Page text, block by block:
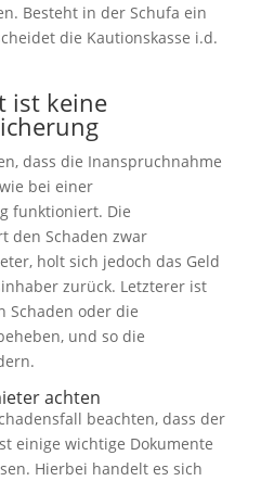
Besteht in der Schufa ein
die Kautionskasse i.d.
ist keine
dass die Inanspruchnahme
bei einer
funktioniert. Die
den Schaden zwar
holt sich jedoch das Geld
zurück. Letzterer ist
Schaden oder die
und so die
achten
beachten, dass der
einige wichtige Dokumente
Hierbei handelt es sich